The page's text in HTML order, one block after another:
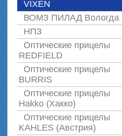
VIXEN
ВОМЗ ПИЛАД Вологда
НПЗ
Оптические прицелы
REDFIELD
Оптические прицелы
BURRIS
Оптические прицелы
Hakko (Хакко)
Оптические прицелы
KAHLES (Австрия)